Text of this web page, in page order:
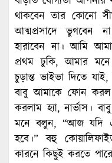
থাকবেন তার কোনো
আত্মপ্রসাদে ভুগবেন
হারাবেন না। আমি
প্রথম ঢুকি, আমার
চুড়ান্ত ভাইভা দিতে
বাবু আমাকে ফোন
করলাম হ্যা,
মনে বলুন, “আজ যদি
হবে।” বহু
কারনে কিছুই করতে